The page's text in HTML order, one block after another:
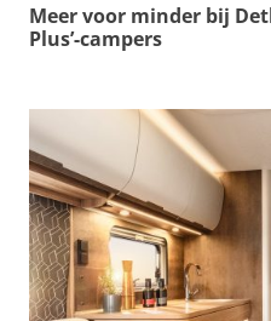
Meer voor minder bij
Plus’-campers